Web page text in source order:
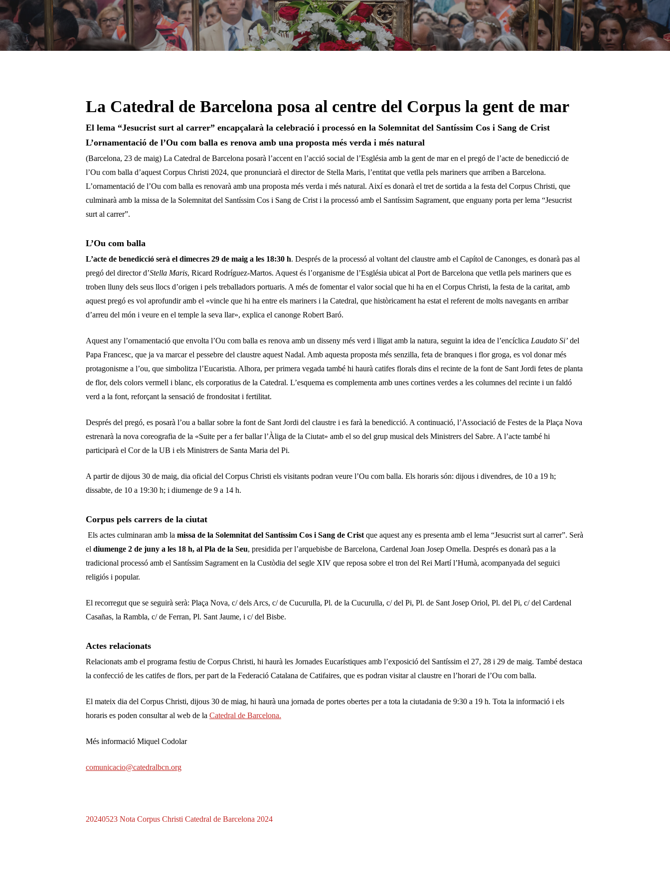
Pulsa enter per cercar o ESC per tancar
La Catedral de Barcelona posa al centre del Corpus la gent de mar
El lema “Jesucrist surt al carrer” encapçalarà la celebració i processó en la Solemnitat del Santíssim Cos i Sang de Crist
L’ornamentació de l’Ou com balla es renova amb una proposta més verda i més natural
(Barcelona, 23 de maig) La Catedral de Barcelona posarà l’accent en l’acció social de l’Església amb la gent de mar en el pregó de l’acte de benedicció de
l’Ou com balla d’aquest Corpus Christi 2024, que pronunciarà el director de Stella Maris, l’entitat que vetlla pels mariners que arriben a Barcelona.
L’ornamentació de l’Ou com balla es renovarà amb una proposta més verda i més natural. Així es donarà el tret de sortida a la festa del Corpus Christi, que
culminarà amb la missa de la Solemnitat del Santíssim Cos i Sang de Crist i la processó amb el Santíssim Sagrament, que enguany porta per lema “Jesucrist
surt al carrer”.
L’Ou com balla
L’acte de benedicció serà el dimecres 29 de maig a les 18:30 h. Després de la processó al voltant del claustre amb el Capítol de Canonges, es donarà pas al
pregó del director d’Stella Maris, Ricard Rodríguez-Martos. Aquest és l’organisme de l’Església ubicat al Port de Barcelona que vetlla pels mariners que es
troben lluny dels seus llocs d’origen i pels treballadors portuaris. A més de fomentar el valor social que hi ha en el Corpus Christi, la festa de la caritat, amb
aquest pregó es vol aprofundir amb el «vincle que hi ha entre els mariners i la Catedral, que històricament ha estat el referent de molts navegants en arribar
d’arreu del món i veure en el temple la seva llar», explica el canonge Robert Baró.
Aquest any l’ornamentació que envolta l’Ou com balla es renova amb un disseny més verd i lligat amb la natura, seguint la idea de l’encíclica Laudato Si’ del
Papa Francesc, que ja va marcar el pessebre del claustre aquest Nadal. Amb aquesta proposta més senzilla, feta de branques i flor groga, es vol donar més
protagonisme a l’ou, que simbolitza l’Eucaristia. Alhora, per primera vegada també hi haurà catifes florals dins el recinte de la font de Sant Jordi fetes de planta
de flor, dels colors vermell i blanc, els corporatius de la Catedral. L’esquema es complementa amb unes cortines verdes a les columnes del recinte i un faldó
verd a la font, reforçant la sensació de frondositat i fertilitat.
Després del pregó, es posarà l’ou a ballar sobre la font de Sant Jordi del claustre i es farà la benedicció. A continuació, l’Associació de Festes de la Plaça Nova
estrenarà la nova coreografia de la «Suite per a fer ballar l’Àliga de la Ciutat» amb el so del grup musical dels Ministrers del Sabre. A l’acte també hi
participarà el Cor de la UB i els Ministrers de Santa Maria del Pi.
A partir de dijous 30 de maig, dia oficial del Corpus Christi els visitants podran veure l’Ou com balla. Els horaris són: dijous i divendres, de 10 a 19 h;
dissabte, de 10 a 19:30 h; i diumenge de 9 a 14 h.
Corpus pels carrers de la ciutat
Els actes culminaran amb la missa de la Solemnitat del Santíssim Cos i Sang de Crist que aquest any es presenta amb el lema “Jesucrist surt al carrer”. Serà
el diumenge 2 de juny a les 18 h, al Pla de la Seu, presidida per l’arquebisbe de Barcelona, Cardenal Joan Josep Omella. Després es donarà pas a la
tradicional processó amb el Santíssim Sagrament en la Custòdia del segle XIV que reposa sobre el tron del Rei Martí l’Humà, acompanyada del seguici
religiós i popular.
El recorregut que se seguirà serà: Plaça Nova, c/ dels Arcs, c/ de Cucurulla, Pl. de la Cucurulla, c/ del Pi, Pl. de Sant Josep Oriol, Pl. del Pi, c/ del Cardenal
Casañas, la Rambla, c/ de Ferran, Pl. Sant Jaume, i c/ del Bisbe.
Actes relacionats
Relacionats amb el programa festiu de Corpus Christi, hi haurà les Jornades Eucarístiques amb l’exposició del Santíssim el 27, 28 i 29 de maig. També destaca
la confecció de les catifes de flors, per part de la Federació Catalana de Catifaires, que es podran visitar al claustre en l’horari de l’Ou com balla.
El mateix dia del Corpus Christi, dijous 30 de miag, hi haurà una jornada de portes obertes per a tota la ciutadania de 9:30 a 19 h. Tota la informació i els
horaris es poden consultar al web de la Catedral de Barcelona.
Més informació Miquel Codolar
comunicacio@catedralbcn.org
20240523 Nota Corpus Christi Catedral de Barcelona 2024